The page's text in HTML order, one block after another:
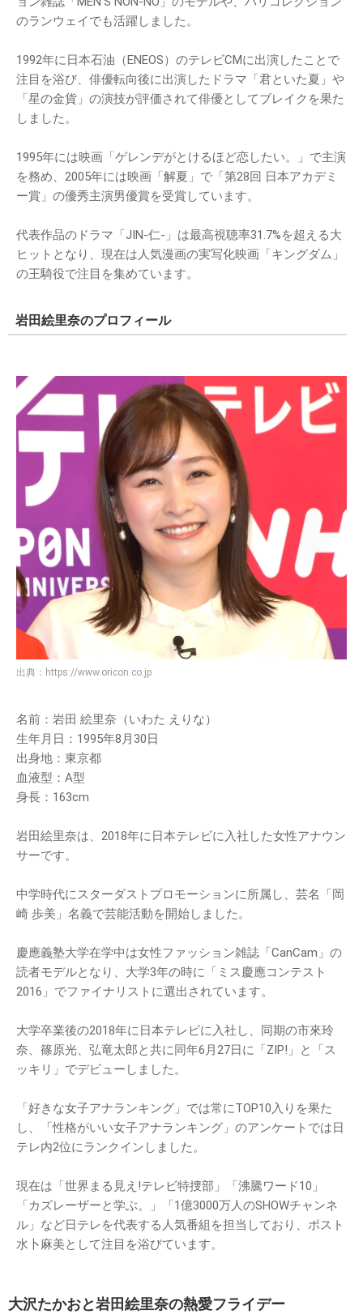
のランウェイでも活躍しました。
1992年に日本石油（ENEOS）のテレビCMに出演したことで
注目を浴び、俳優転向後に出演したドラマ「君といた夏」や
「星の金貨」の演技が評価されて俳優としてブレイクを果た
しました。
1995年には映画「ゲレンデがとけるほど恋したい。」で主演
を務め、2005年には映画「解夏」で「第28回 日本アカデミ
ー賞」の優秀主演男優賞を受賞しています。
代表作品のドラマ「JIN-仁-」は最高視聴率31.7%を超える大
ヒットとなり、現在は人気漫画の実写化映画「キングダム」
の王騎役で注目を集めています。
岩田絵里奈のプロフィール
出典： https://www.oricon.co.jp
名前：岩田 絵里奈（いわた えりな）
生年月日：1995年8月30日
出身地：東京都
血液型：A型
身長：163cm
岩田絵里奈は、2018年に日本テレビに入社した女性アナウン
サーです。
中学時代にスターダストプロモーションに所属し、芸名「岡
崎 歩美」名義で芸能活動を開始しました。
慶應義塾大学在学中は女性ファッション雑誌「CanCam」の
読者モデルとなり、大学3年の時に「ミス慶應コンテスト
2016」でファイナリストに選出されています。
大学卒業後の2018年に日本テレビに入社し、同期の市來玲
奈、篠原光、弘竜太郎と共に同年6月27日に「ZIP!」と「ス
ッキリ」でデビューしました。
「好きな女子アナランキング」では常にTOP10入りを果た
し、「性格がいい女子アナランキング」のアンケートでは日
テレ内2位にランクインしました。
現在は「世界まる見え!テレビ特捜部」「沸騰ワード10」
「カズレーザーと学ぶ。」「1億3000万人のSHOWチャンネ
ル」など日テレを代表する人気番組を担当しており、ポスト
水卜麻美として注目を浴びています。
大沢たかおと岩田絵里奈の熱愛フライデー